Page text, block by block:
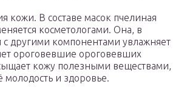
кожи. В составе масок пчелиная
косметологами. Она, в
с другими компонентами увлажняет
ороговевшие ороговевших
кожу полезными веществами,
молодость и здоровье.